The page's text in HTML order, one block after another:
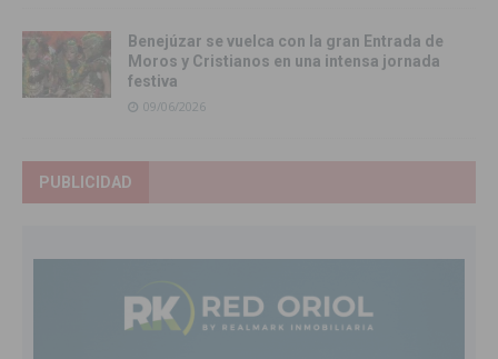
Benejúzar se vuelca con la gran Entrada de
Moros y Cristianos en una intensa jornada
festiva
09/06/2026
PUBLICIDAD